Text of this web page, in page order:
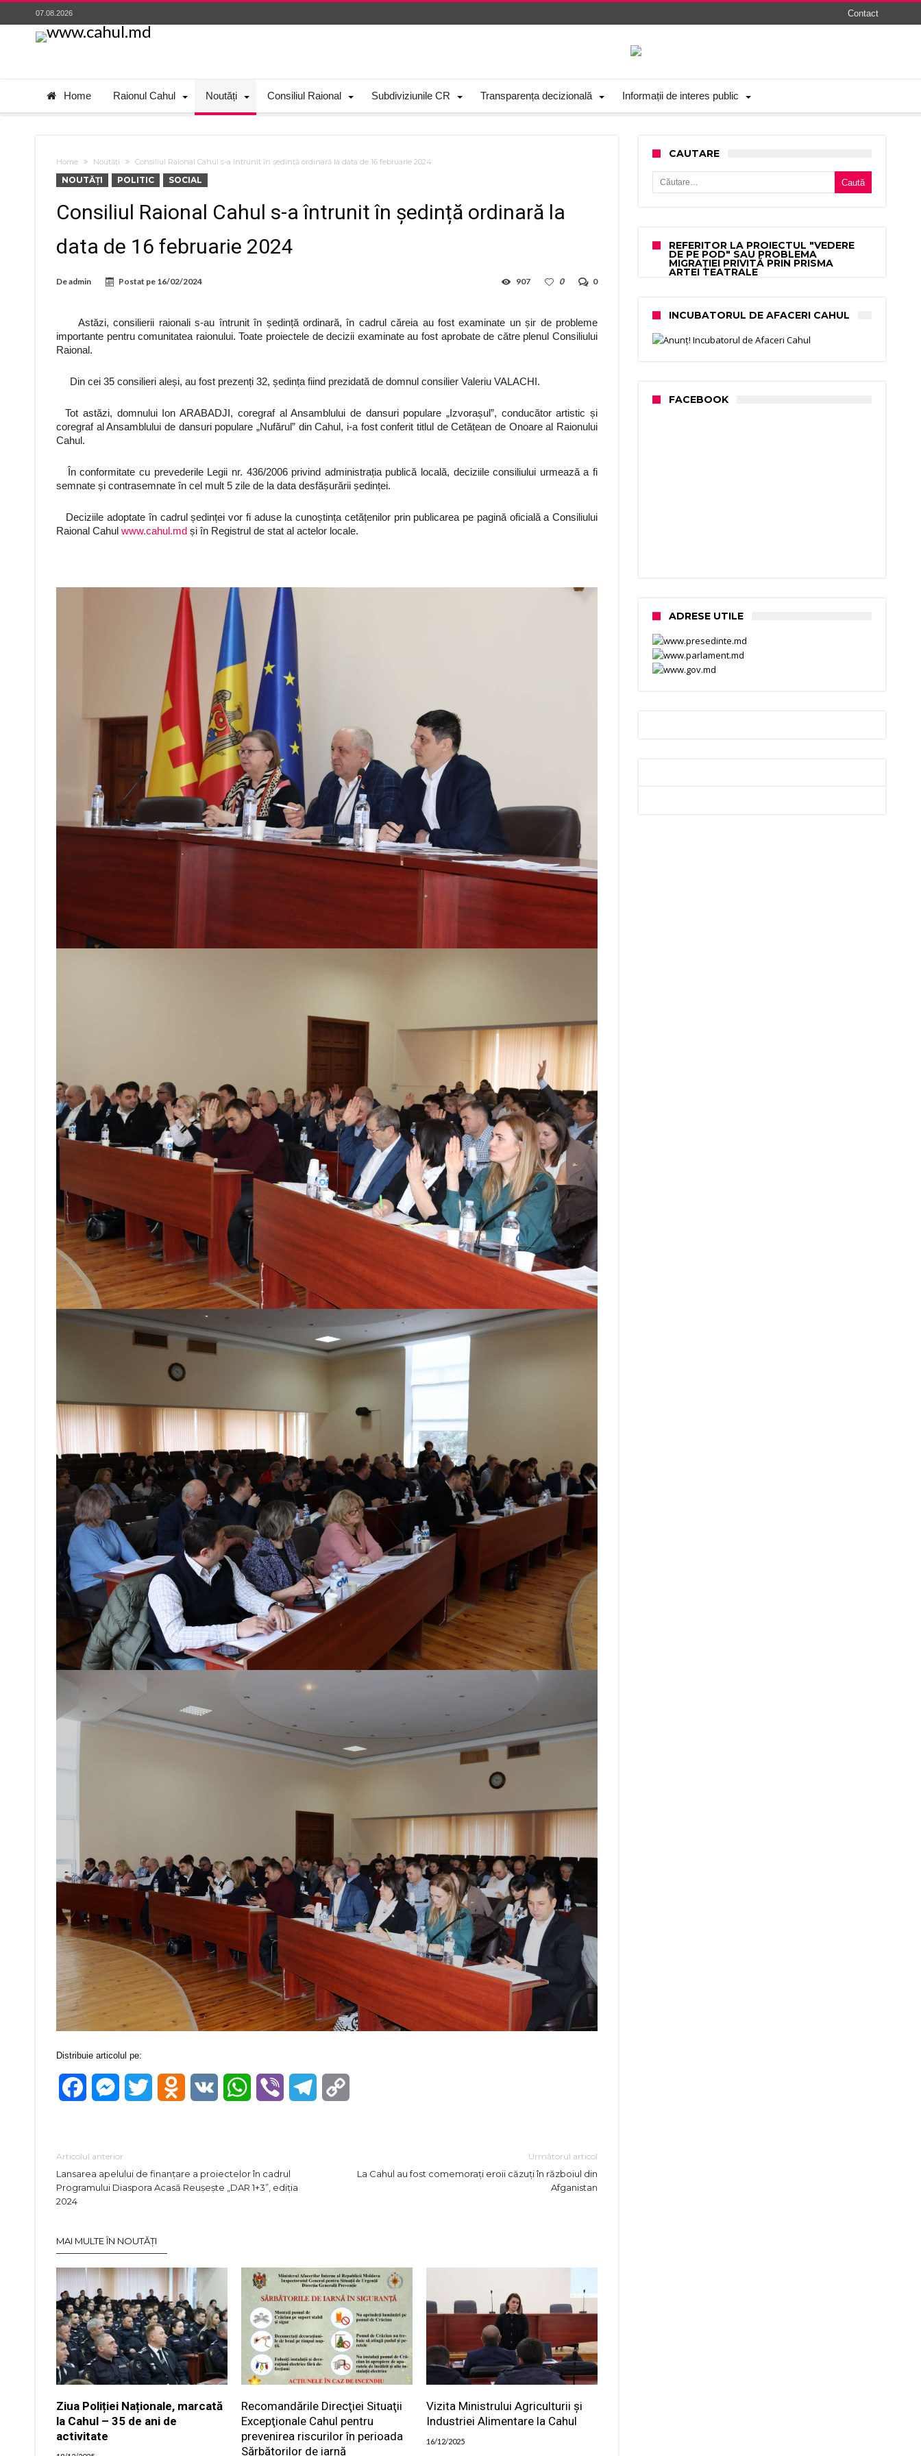
07.08.2026 Contact
Home Raionul Cahul Noutăți Consiliul Raional Subdiviziunile CR Transparența decizională Informații de interes public
Home Noutăți Consiliul Raional Cahul s-a întrunit în ședință ordinară la data de 16 februarie 2024
NOUTĂȚI POLITIC SOCIAL
Consiliul Raional Cahul s-a întrunit în ședință ordinară la
data de 16 februarie 2024
Deadmin Postat pe 16/02/2024 0
0
907
Astăzi, consilierii raionali s-au întrunit în ședință ordinară, în cadrul căreia au fost examinate un șir de probleme
importante pentru comunitatea raionului. Toate proiectele de decizii examinate au fost aprobate de către plenul Consiliului
Raional.
Din cei 35 consilieri aleși, au fost prezenți 32, ședința fiind prezidată de domnul consilier Valeriu VALACHI.
Tot astăzi, domnului Ion ARABADJI, coregraf al Ansamblului de dansuri populare „Izvorașul”, conducător artistic și
coregraf al Ansamblului de dansuri populare „Nufărul” din Cahul, i-a fost conferit titlul de Cetățean de Onoare al Raionului
Cahul.
În conformitate cu prevederile Legii nr. 436/2006 privind administrația publică locală, deciziile consiliului urmează a fi
semnate și contrasemnate în cel mult 5 zile de la data desfășurării ședinței.
Deciziile adoptate în cadrul ședinței vor fi aduse la cunoștința cetățenilor prin publicarea pe pagină oficială a Consiliului
Raional Cahul www.cahul.md și în Registrul de stat al actelor locale.
Distribuie articolul pe:
FacebookMessenger
Twitter Odnoklassniki
VK WhatsApp
Viber Telegram
Articolul anterior
Lansarea apelului de finanțare a proiectelor în cadrul
Programului Diaspora Acasă Reușește „DAR 1+3”, ediția
2024
Următorul articol
La Cahul au fost comemorați eroii căzuți în războiul din
Afganistan
MAI MULTE ÎN NOUTĂȚI
Ziua Poliției Naționale, marcată
la Cahul – 35 de ani de
activitate
Recomandările Direcţiei Situaţii
Excepţionale Cahul pentru
prevenirea riscurilor în perioada
Sărbătorilor de iarnă
Vizita Ministrului Agriculturii și
Industriei Alimentare la Cahul
16/12/2025
CAUTARE
Caută după:
REFERITOR LA PROIECTUL "VEDERE
DE PE POD" SAU PROBLEMA
MIGRAȚIEI PRIVITĂ PRIN PRISMA
ARTEI TEATRALE
INCUBATORUL DE AFACERI CAHUL
FACEBOOK
ADRESE UTILE